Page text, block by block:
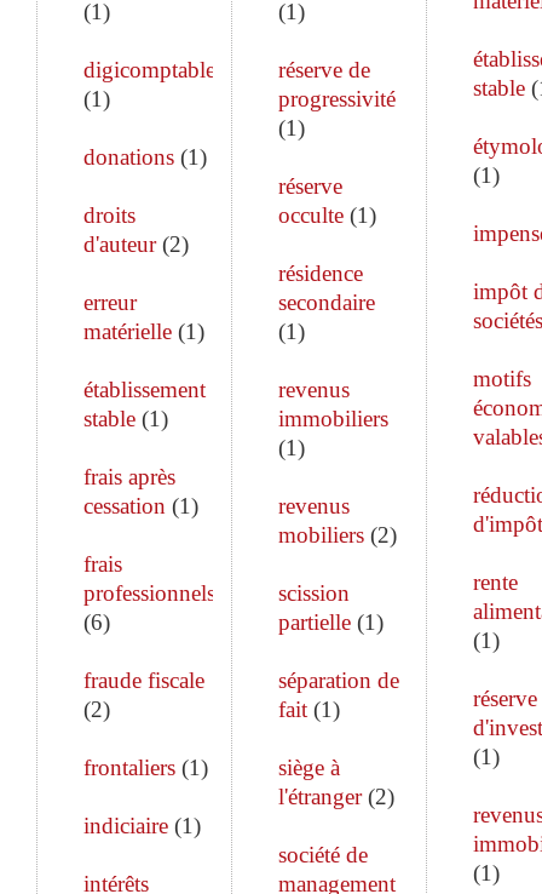
(1)
digicomptable
(1)
donations (1)
droits
d'auteur(2)
erreur
matérielle (1)
établissement
stable (1)
frais après
cessation (1)
frais
professionnels
(6)
fraude fiscale
(2)
frontaliers (1)
indiciaire (1)
intérêts
(1)
réserve de
progressivité
(1)
réserve
occulte(1)
résidence
secondaire
(1)
revenus
immobiliers
(1)
revenus
mobiliers(2)
scission
partielle(1)
séparation de
fait(1)
siège à
l'étranger(2)
société de
management
stable(
(1)
impôt
sociétés
motifs
d'impôt
rente
(1)
réserve
(1)
(1)